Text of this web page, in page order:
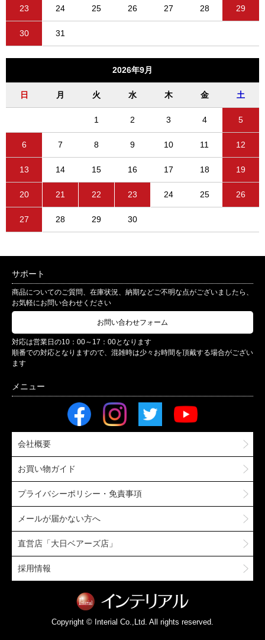
23 24 25 26 27 28 29
30 31
2026年9月
日 月 火 水 木 金 土
1 2 3 4 5
6 7 8 9 10 11 12
13 14 15 16 17 18 19
20 21 22 23 24 25 26
27 28 29 30
サポート
商品についてのご質問、在庫状況、納期などご不明な点がございましたら、
お気軽にお問い合わせください
お問い合わせフォーム
対応は営業日の10：00～17：00となります
順番での対応となりますので、混雑時は少々お時間を頂戴する場合がござい
ます
会社概要
お買い物ガイド
プライバシーポリシー・免責事項
メールが届かない方へ
直営店「大日ベアーズ店」
採用情報
Copyright © Interial Co.,Ltd. All rights reserved.